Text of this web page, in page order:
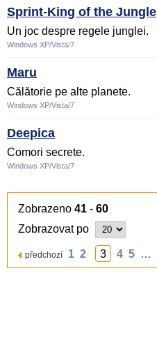
Sprint-King of the Jungle
Un joc despre regele junglei.
Windows XP/Vista/7
Maru
Călătorie pe alte planete.
Windows XP/Vista/7
Deepica
Comori secrete.
Windows XP/Vista/7
Zobrazeno 41 - 60
Zobrazovat po
předchozí 1 2 3 4 5 …